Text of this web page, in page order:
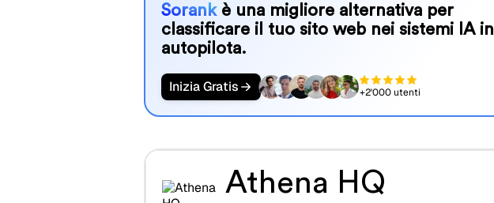
Sorank è una migliore alternativa per
classificare il tuo sito web nei sistemi IA in
autopilota.
Inizia Gratis +2'000 utenti
Athena HQ